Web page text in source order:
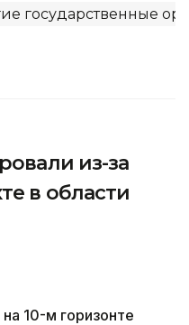
государственные
из-за
в области
10-м горизонте